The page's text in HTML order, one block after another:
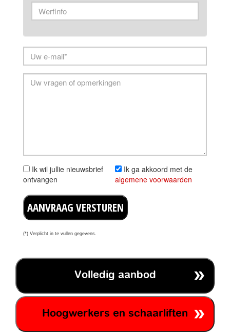
Levering
info
Your
Email
Ik wil jullie nieuwsbrief
ontvangen
Ik ga akkoord met de
algemene voorwaarden
AANVRAAG VERSTUREN
(*) Verplicht in te vullen gegevens.
Volledig aanbod
Hoogwerkers en schaarliften